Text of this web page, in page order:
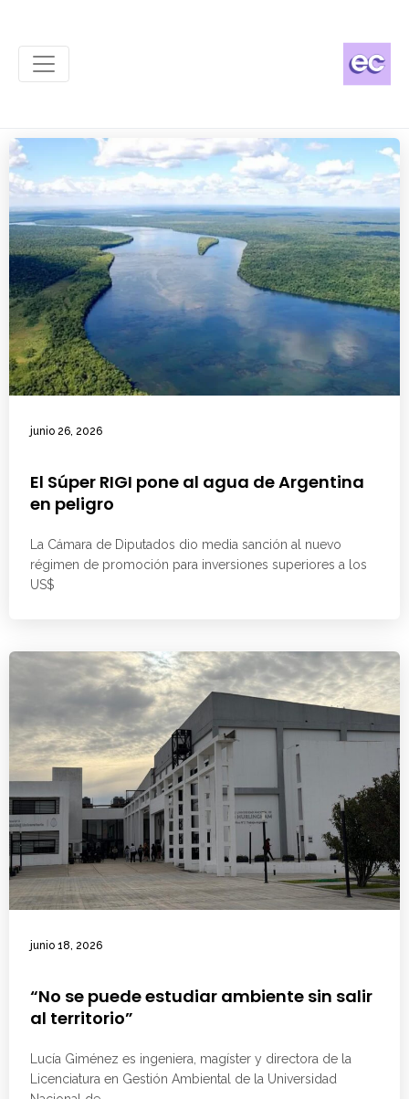
junio 26, 2026
El Súper RIGI pone al agua de Argentina
en peligro
La Cámara de Diputados dio media sanción al nuevo
régimen de promoción para inversiones superiores a los
US$
junio 18, 2026
“No se puede estudiar ambiente sin salir
al territorio”
Lucía Giménez es ingeniera, magíster y directora de la
Licenciatura en Gestión Ambiental de la Universidad